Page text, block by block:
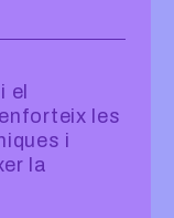
el
les
i
la